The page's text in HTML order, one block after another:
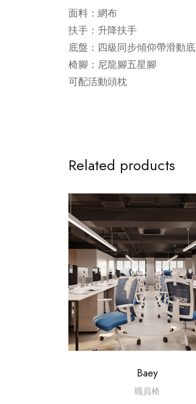
面料：網布
扶手：升降扶手
底盤：四級同步傾仰帶滑動底
椅腳：尼龍腳五星腳
可配活動頭枕
Related products
Baey
職員椅